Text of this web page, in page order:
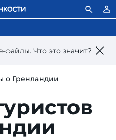
файлы. Что это значит?
о Гренландии